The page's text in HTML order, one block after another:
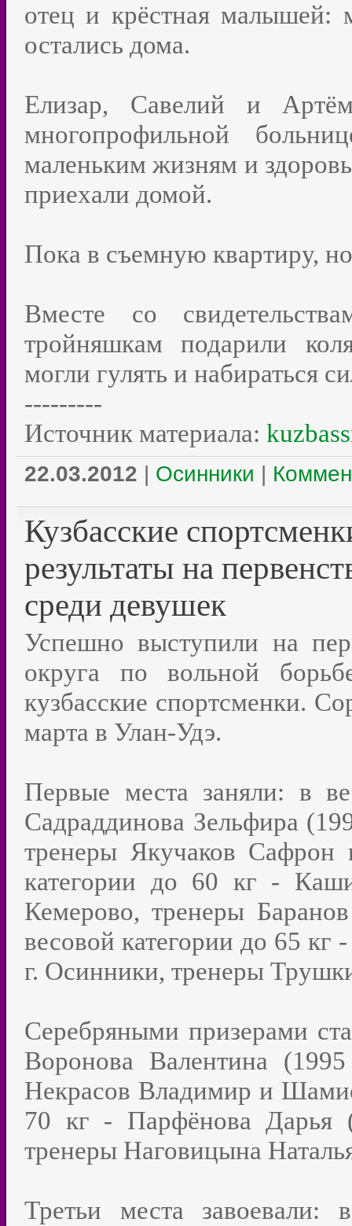
отец и крёстная малышей:
остались дома.
Елизар, Савелий и
многопрофильной
маленьким жизням и
приехали домой.
Пока в съемную квартиру,
Вместе со
тройняшкам подарили
могли гулять и набираться
---------
Источник материала:
22.03.2012 | Осинники |
Кузбасские
результаты на
среди девушек
Успешно выступили на
округа по вольной
кузбасские спортсменки.
марта в Улан-Удэ.
Первые места заняли: в
Садраддинова Зельфира
тренеры Якучаков
категории до 60 кг -
Кемерово, тренеры
весовой категории до 65
г. Осинники, тренеры
Серебряными призерами
Воронова Валентина
Некрасов Владимир и
70 кг - Парфёнова Дарья
тренеры Наговицына
Третьи места